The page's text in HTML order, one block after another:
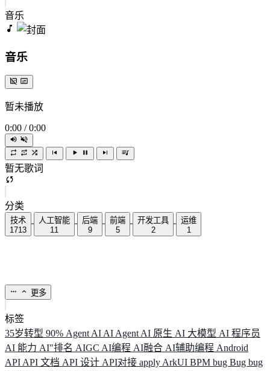
音乐
音乐
暂未播放
0:00 / 0:00
暂无歌词
分类
技术
1713
人工智能
11
后端
9
前端
5
开发工具
2
运维
1
更多
标签
35岁转型 90% Agent AI AI Agent AI 原生 AI 大模型 AI 程序员
AI 能力 AI"排名 AIGC AI编程 AI融合 AI辅助编程 Android
API API 文档 API 设计 API对接 apply ArkUI BPM bug Bug bug